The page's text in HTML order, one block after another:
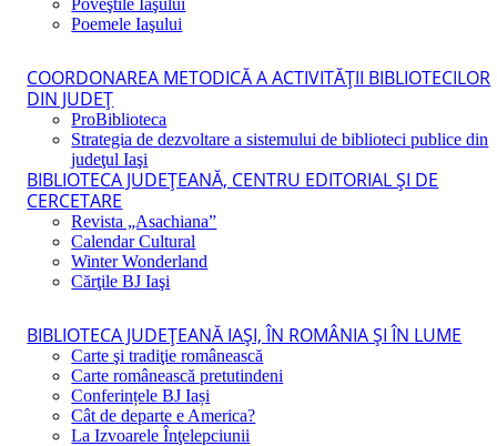
Poveştile Iaşului
Poemele Iaşului
COORDONAREA METODICĂ A ACTIVITĂŢII BIBLIOTECILOR
DIN JUDEŢ
ProBiblioteca
Strategia de dezvoltare a sistemului de biblioteci publice din
judeţul Iaşi
BIBLIOTECA JUDEŢEANĂ, CENTRU EDITORIAL ŞI DE
CERCETARE
Revista „Asachiana”
Calendar Cultural
Winter Wonderland
Cărţile BJ Iaşi
BIBLIOTECA JUDEŢEANĂ IAŞI, ÎN ROMÂNIA ŞI ÎN LUME
Carte şi tradiţie românească
Carte românească pretutindeni
Conferințele BJ Iași
Cât de departe e America?
La Izvoarele Înţelepciunii